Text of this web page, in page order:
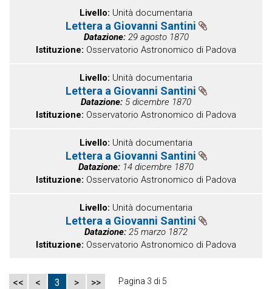
Livello Unità documentaria
Lettera a Giovanni Santini
Datazione 29 agosto 1870
Istituzione Osservatorio Astronomico di Padova
Livello Unità documentaria
Lettera a Giovanni Santini
Datazione 5 dicembre 1870
Istituzione Osservatorio Astronomico di Padova
Livello Unità documentaria
Lettera a Giovanni Santini
Datazione 14 dicembre 1870
Istituzione Osservatorio Astronomico di Padova
Livello Unità documentaria
Lettera a Giovanni Santini
Datazione 25 marzo 1872
Istituzione Osservatorio Astronomico di Padova
<< < 3 > >> Pagina 3 di 5